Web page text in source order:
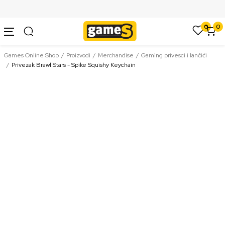
0 0
Games Online Shop Proizvodi Merchandise
Gaming privesci i lančići
Privezak Brawl Stars - Spike Squishy Keychain